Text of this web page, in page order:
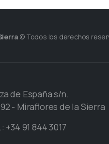
© Todos los derechos
de España s/n.
- Miraflores de la Sierra
+34 91 844 3017